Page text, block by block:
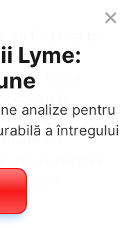
fie pusă pe
atât boala
iar
multe ori
nu va rezolva
de o
×
Lyme:
analize pentru
a întregului